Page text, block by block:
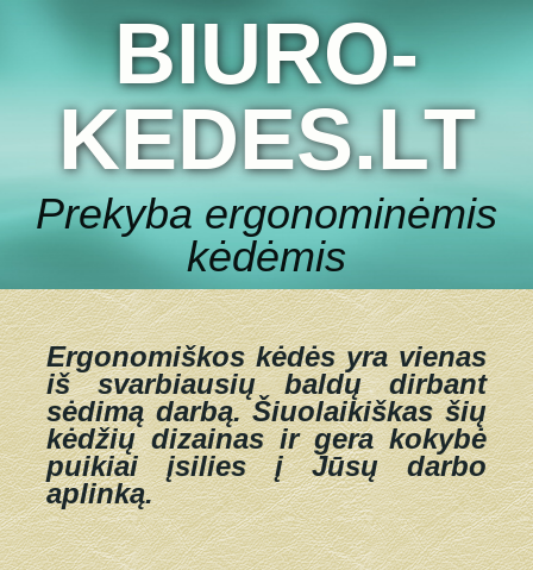
BIURO-
KEDES.LT
Prekyba ergonominėmis
kėdėmis
Ergonomiškos kėdės yra vienas
iš svarbiausių baldų dirbant
sėdimą darbą.Šiuolaikiškas šių
kėdžių dizainas ir gera kokybė
puikiai įsilies į Jūsų darbo
aplinką.